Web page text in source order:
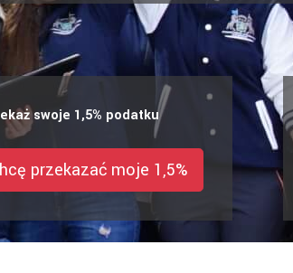
swoje 1,5% podatku
przekazać moje 1,5%